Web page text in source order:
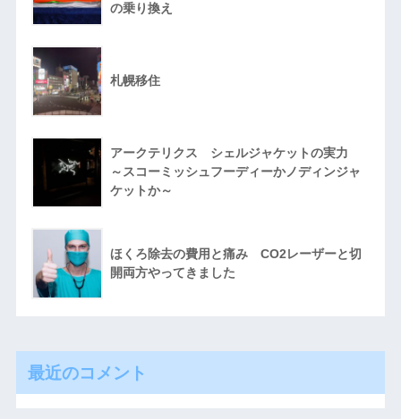
の乗り換え
札幌移住
アークテリクス シェルジャケットの実力
～スコーミッシュフーディーかノディンジャ
ケットか～
ほくろ除去の費用と痛み CO2レーザーと切
開両方やってきました
最近のコメント